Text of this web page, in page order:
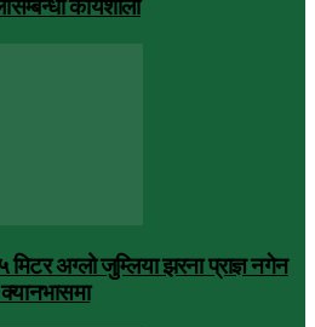
कार्यशाला
अग्लो जुम्लिया झरना प्राज्ञ नगेन